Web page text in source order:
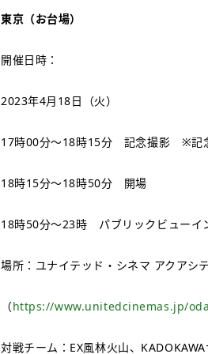
東京（お台場）
開催日時：
2023年4月18日（火）
17時00分～18時15分 記念撮影 ※記
18時15分～18時50分 開場
18時50分～23時 パブリックビューイ
場所：ユナイテッド・シネマ アクアシ
（https://www.unitedcinemas.jp/
対戦チーム：EX風林火山、